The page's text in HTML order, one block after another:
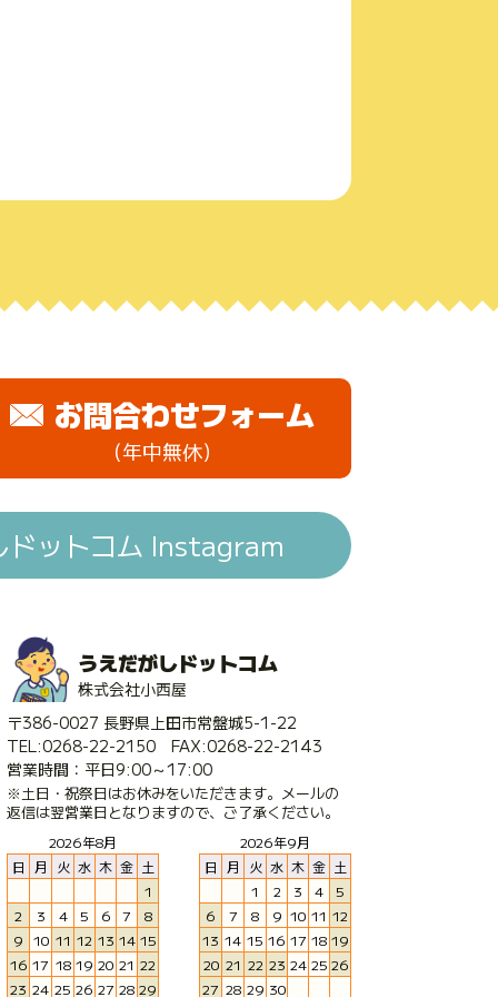
お問合わせフォーム
（年中無休）
ドットコム Instagram
うえだがしドットコム
株式会社小西屋
〒386-0027 長野県上田市常盤城5-1-22
TEL:0268-22-2150 FAX:0268-22-2143
営業時間：平日9:00～17:00
※土日・祝祭日はお休みをいただきます。メールの
返信は翌営業日となりますので、ご了承ください。
2026年8月
日
月 火 水 木 金 土
1
2
3 4 5 6 7
8
9 10 11 12 13 14 15
16 17 18 19 20 21 22
23 24 25 26 27 28 29
2026年9月
日
月 火 水 木 金 土
1
2 3 4
5
6
7 8 9 10 11 12
13 14 15 16 17 18 19
20 21 22 23 24 25 26
27 28 29 30